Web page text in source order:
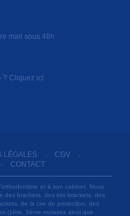
mail sous 48h
? Cliquez ici
LÉGALES - CGV -
- CONTACT
et à son cabinet. Nous
des brackets, des kits brackets, des
de la cire de protection, des
(1ère, 2ème molaires ainsi que